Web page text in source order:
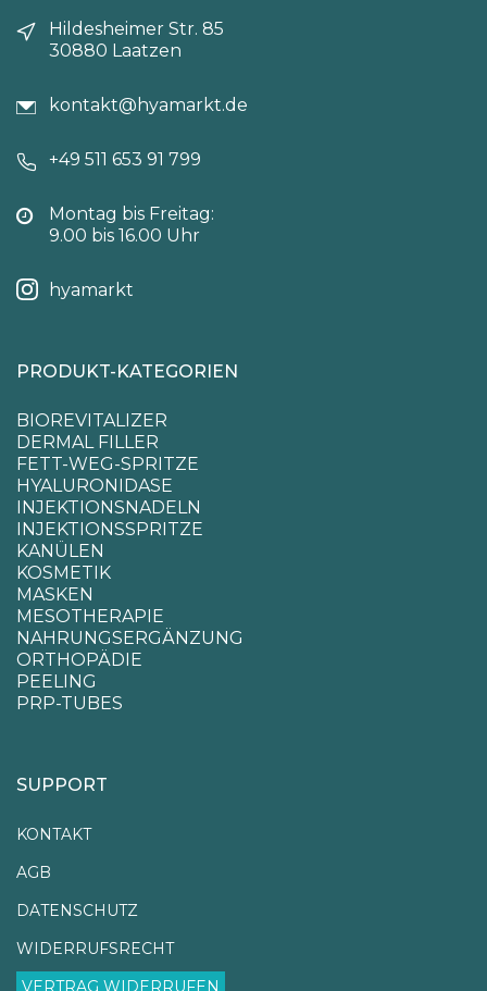
Hildesheimer Str. 85
30880 Laatzen
kontakt@hyamarkt.de
+49 511 653 91 799
Montag bis Freitag:
9.00 bis 16.00 Uhr
hyamarkt
PRODUKT-KATEGORIEN
BIOREVITALIZER
DERMAL FILLER
FETT-WEG-SPRITZE
HYALURONIDASE
INJEKTIONSNADELN
INJEKTIONSSPRITZE
KANÜLEN
KOSMETIK
MASKEN
MESOTHERAPIE
NAHRUNGSERGÄNZUNG
ORTHOPÄDIE
PEELING
PRP-TUBES
SUPPORT
KONTAKT
AGB
DATENSCHUTZ
WIDERRUFSRECHT
VERTRAG WIDERRUFEN